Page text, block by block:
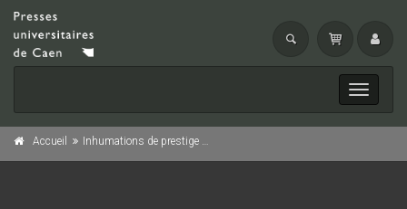
Toggle
Accueil Inhumations de prestige ou prestige de l'inhumation?